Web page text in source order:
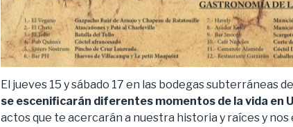
El jueves 15 y sábado 17 en las bodegas subterráneas
se escenificarán diferentes momentos de la vida en
actos que te acercarán a nuestra historia y raíces y